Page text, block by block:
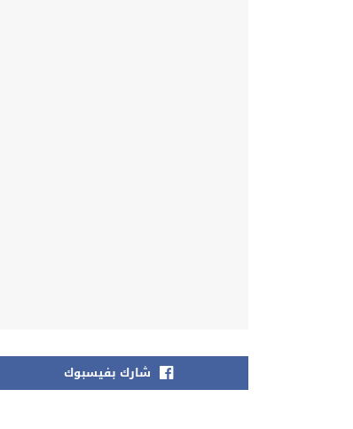
شارك بفيسبوك